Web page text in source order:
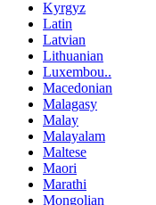
Kyrgyz
Latin
Latvian
Lithuanian
Luxembou..
Macedonian
Malagasy
Malay
Malayalam
Maltese
Maori
Marathi
Mongolian